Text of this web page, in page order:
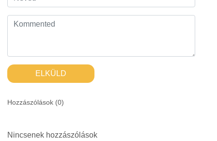
ELKÜLD
Hozzászólások (0)
Nincsenek hozzászólások